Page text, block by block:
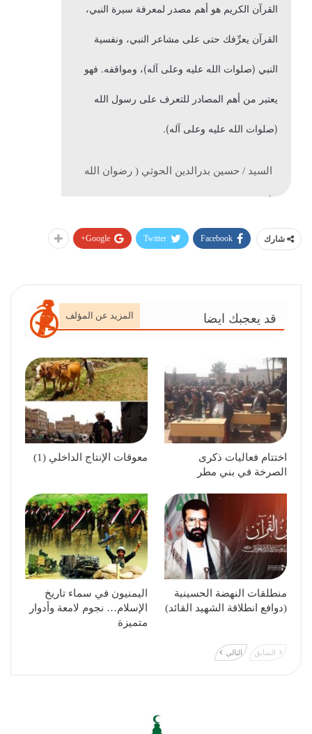
القرآن الكريم هو أهم مصدر لمعرفة سيرة النبي،
القرآن يعرِّفك حتى على مشاعر النبي، ونفسية
النبي (صلوات الله عليه وعلى آله)، ومواقفه. فهو
يعتبر من أهم المصادر للتعرف على رسول الله
(صلوات الله عليه وعلى آله).
السيد / حسين بدرالدين الحوثي ( رضوان الله
عليه )
شارك Facebook
Twitter
Google+
قد يعجبك ايضا المزيد عن المؤلف
اختتام فعاليات ذكرى
الصرخة في بني مطر
معوقات الإنتاج الداخلي (1)
منطلقات النهضة الحسينية
(دوافع انطلاقة الشهيد القائد)
اليمنيون في سماء تاريخ
الإسلام… نجوم لامعة وأدوار
متميزة
السابق التالي